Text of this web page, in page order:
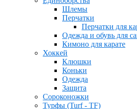
Шлемы
Перчатки
Перчатки для
Одежда и обувь для
Кимоно для карате
Хоккей
Клюшки
Коньки
Одежда
Защита
Сороконожки
Турфы (Turf - TF)